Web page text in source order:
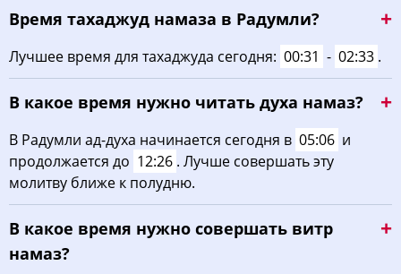
22, Сб 02:56 05:16 16:30
03:00 05:18 12:34 16:28 19:49 21:55
24, Пн 03:03 05:20 12:34 16:27 19:47 21:52
25, Вт 03:06 05:22 12:34 16:25 19:44
03:10 05:23 12:33
27, Чт 03:13 05:25 12:33 16:22 19:39 21:41
Время тахаджуд намаза в Радумли?
Лучшее время для тахаджуда сегодня: 00:31 - 02:33 .
В какое время нужно читать духа намаз?
В Радумли ад-духа начинается сегодня в 05:06 и
продолжается до 12:26 . Лучше совершать эту
молитву ближе к полудню.
В какое время нужно совершать витр
намаз?